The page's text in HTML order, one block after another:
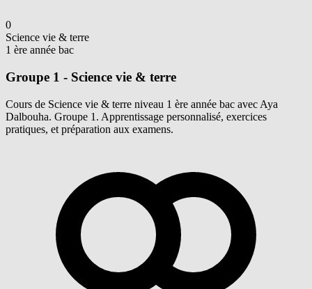
0
Science vie & terre
1 ère année bac
Groupe 1 - Science vie & terre
Cours de Science vie & terre niveau 1 ère année bac avec Aya
Dalbouha. Groupe 1. Apprentissage personnalisé, exercices
pratiques, et préparation aux examens.